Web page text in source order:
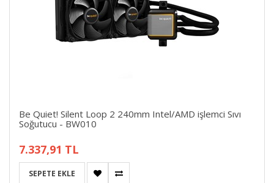
Be Quiet! Silent Loop 2 240mm Intel/AMD işlemci Sıvı
Soğutucu - BW010
7.337,91 TL